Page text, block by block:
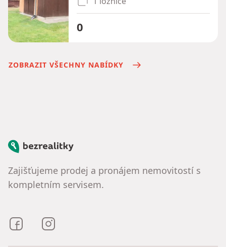
0
ZOBRAZIT VŠECHNY NABÍDKY
Bezrealitky
Zajišťujeme prodej a pronájem nemovitostí s
kompletním servisem.
Bezrealitky na Facebooku